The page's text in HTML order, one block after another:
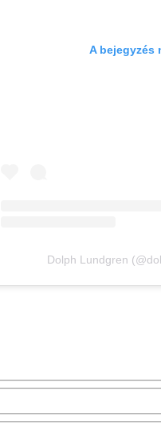
A bejegyzés
Dolph Lundgren